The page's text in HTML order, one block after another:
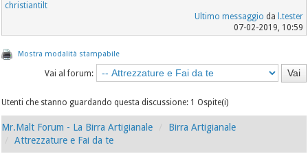
christiantilt
Ultimo messaggio da l.tester
07-02-2019, 10:59
Mostra modalità stampabile
Vai al forum:
Utenti che stanno guardando questa discussione: 1 Ospite(i)
Mr.Malt Forum - La Birra Artigianale
Birra Artigianale
Attrezzature e Fai da te